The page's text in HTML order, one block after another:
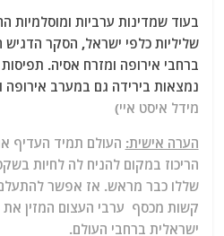
בעוד שמדינות ערביות ומוסלמיות
שליליות כלפי ישראל, הסקר הדגיש
ברחבי אירופה ומזרח אסיה. תפיסות
נמצאות בירידה גם במערב אירופה
מידל איסט איי)
הערה אישית: העולם תמיד העדיף
הריכוז במקום להניח לה לחיות
שללו כבר מראש. אז אפשר
קשות מכסף ערבי העצום המזין
ישראלית ברחבי העולם.